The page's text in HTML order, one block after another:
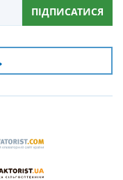
ПІДПИСАТИСЯ